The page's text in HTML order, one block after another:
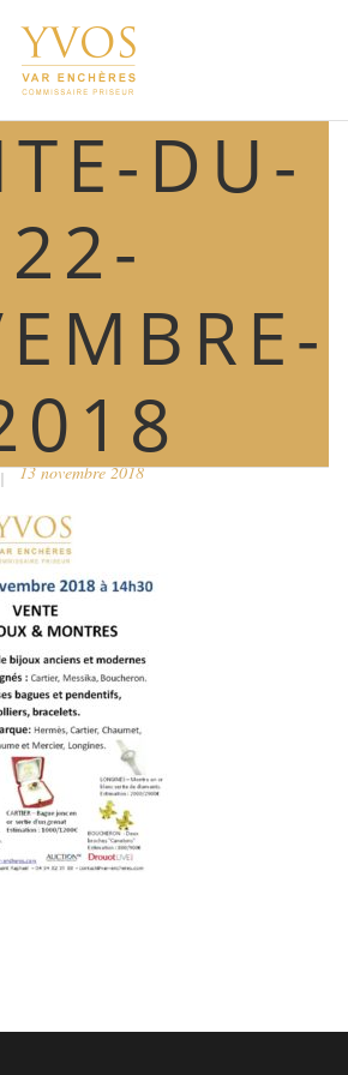
DU-
22-
22-NOVEMBRE-
13 novembre 2018